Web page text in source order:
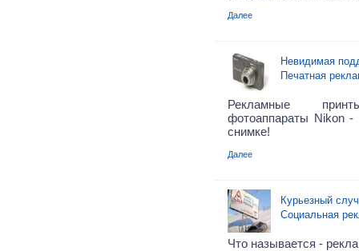
Далее
Невидимая
Печатная
Рекламные
фотоаппараты Nikon
снимке!
Далее
Курьезный
Социальная
Что называется -